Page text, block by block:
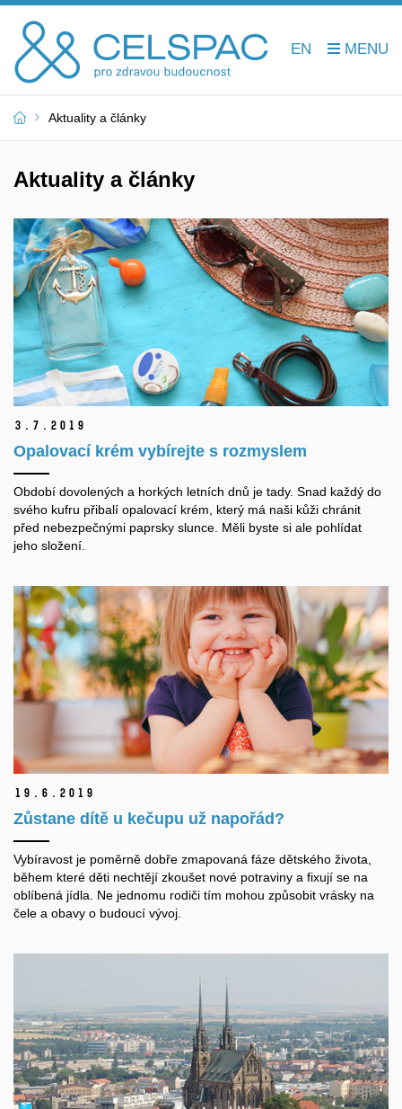
EN
Aktuality a články
Aktuality a články
3. 7. 2019
Opalovací krém vybírejte s rozmyslem
Období dovolených a horkých letních dnů je tady. Snad každý do
svého kufru přibalí opalovací krém, který má naši kůži chránit
před nebezpečnými paprsky slunce. Měli byste si ale pohlídat
jeho složení.
19. 6. 2019
Zůstane dítě u kečupu už napořád?
Vybíravost je poměrně dobře zmapovaná fáze dětského života,
během které děti nechtějí zkoušet nové potraviny a fixují se na
oblíbená jídla. Ne jednomu rodiči tím mohou způsobit vrásky na
čele a obavy o budoucí vývoj.